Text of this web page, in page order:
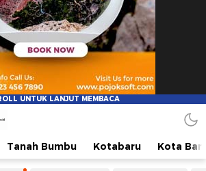
Terkini, Faktual dan Mendidik
Tanah Bumbu Kotabaru Kota